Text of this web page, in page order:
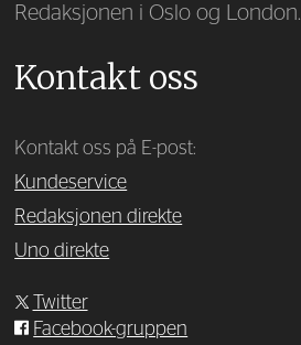
Redaksjonen i Oslo og London.
Kontakt oss
Kontakt oss på E-post:
Kundeservice
Redaksjonen direkte
Uno direkte
Twitter
Facebook-gruppen